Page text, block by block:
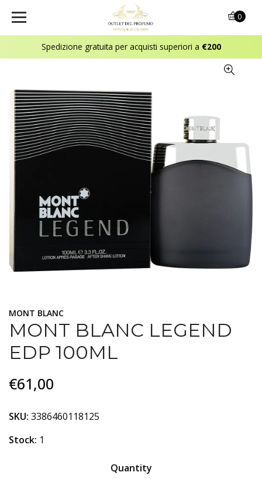
Spedizione gratuita per acquisti superiori a €200
0
MONT BLANC
MONT BLANC LEGEND
EDP 100ML
€61,00
SKU: 3386460118125
Stock: 1
Quantity